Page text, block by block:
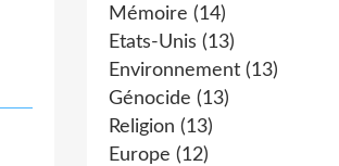
Mémoire (14)
Etats-Unis (13)
Environnement (13)
Génocide (13)
Religion (13)
Europe (12)